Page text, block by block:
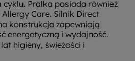
Pralka posiada również
Care. Silnik Direct
konstrukcja zapewniają
energetyczną i wydajność.
higieny, świeżości i